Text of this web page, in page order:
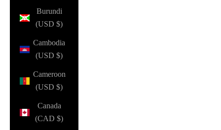
Burundi
(USD $)
Cambodia
(USD $)
Cameroon
(USD $)
Canada
(CAD $)